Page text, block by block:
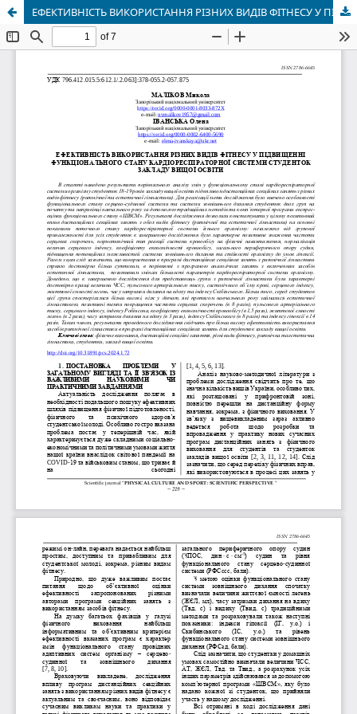
ЕФЕКТИВНІСТЬ ВИКОРИСТАННЯ РІЗНИХ ВИДІВ ФІТНЕСУ У ПІДВИЩЕННІ ФУНКЦІОНАЛЬНОГО СТАНУ КАРДІОРЕСПІРАТОРНОЇ СИСТЕМИ СТУДЕНТОК ЗАКЛАДУ ВИЩОЇ ОСВІТИ